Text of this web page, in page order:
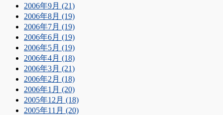
2006年9月 (21)
2006年8月 (19)
2006年7月 (19)
2006年6月 (19)
2006年5月 (19)
2006年4月 (18)
2006年3月 (21)
2006年2月 (18)
2006年1月 (20)
2005年12月 (18)
2005年11月 (20)